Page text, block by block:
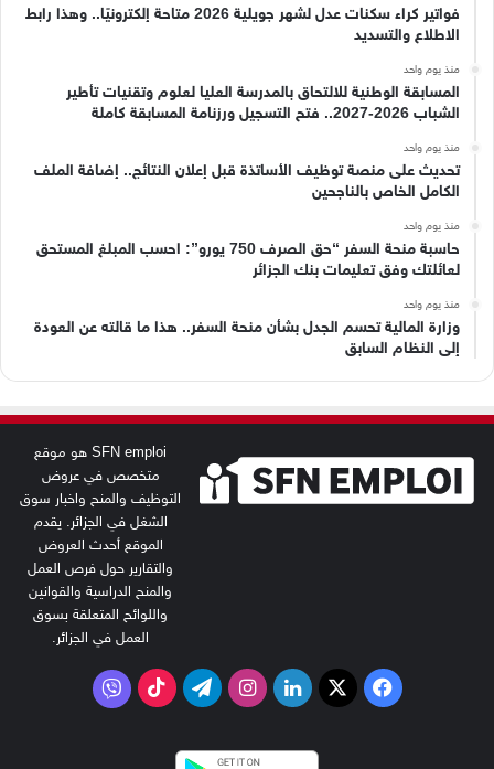
فواتير كراء سكنات عدل لشهر جويلية 2026 متاحة إلكترونيًا.. وهذا رابط
الاطلاع والتسديد
منذ يوم واحد
المسابقة الوطنية للالتحاق بالمدرسة العليا لعلوم وتقنيات تأطير
الشباب 2026-2027.. فتح التسجيل ورزنامة المسابقة كاملة
منذ يوم واحد
تحديث على منصة توظيف الأساتذة قبل إعلان النتائج.. إضافة الملف
الكامل الخاص بالناجحين
منذ يوم واحد
حاسبة منحة السفر “حق الصرف 750 يورو”: احسب المبلغ المستحق
لعائلتك وفق تعليمات بنك الجزائر
منذ يوم واحد
وزارة المالية تحسم الجدل بشأن منحة السفر.. هذا ما قالته عن العودة
إلى النظام السابق
SFN emploi هو موقع
متخصص في عروض
التوظيف والمنح واخبار سوق
الشغل في الجزائر. يقدم
الموقع أحدث العروض
والتقارير حول فرص العمل
والمنح الدراسية والقوانين
واللوائح المتعلقة بسوق
العمل في الجزائر.
فيسبوك
‫X لينكدإنانستقرامتيلقرام‫TikTokفايبر